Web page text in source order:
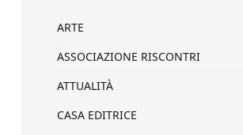
ARTE
ASSOCIAZIONE RISCONTRI
ATTUALITÀ
CASA EDITRICE